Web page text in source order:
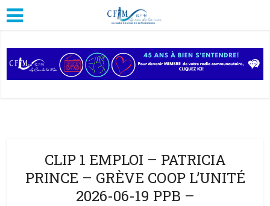
CLIP 1 EMPLOI – PATRICIA
PRINCE – GRÈVE COOP L’UNITÉ
2026-06-19 PPB –